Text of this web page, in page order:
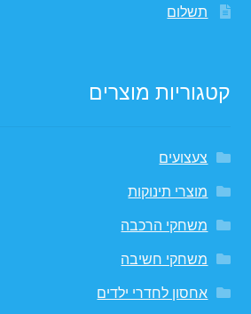
תשלום
קטגוריות מוצרים
צעצועים
מוצרי תינוקות
משחקי הרכבה
משחקי חשיבה
אחסון לחדרי ילדים